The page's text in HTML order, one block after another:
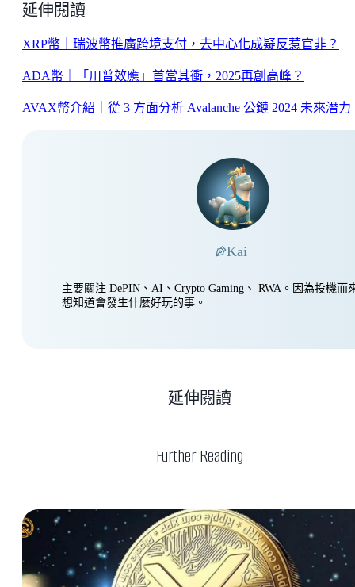
延伸閱讀
XRP幣｜瑞波幣推廣跨境支付，去中心化成疑反惹官非？
ADA幣｜「川普效應」首當其衝，2025再創高峰？
AVAX幣介紹｜從 3 方面分析 Avalanche 公鏈 2024 未來潛力
Kai
主要關注 DePIN、AI、Crypto Gaming、 RWA。因為投機而
想知道會發生什麼好玩的事。
Further Reading
延伸閱讀